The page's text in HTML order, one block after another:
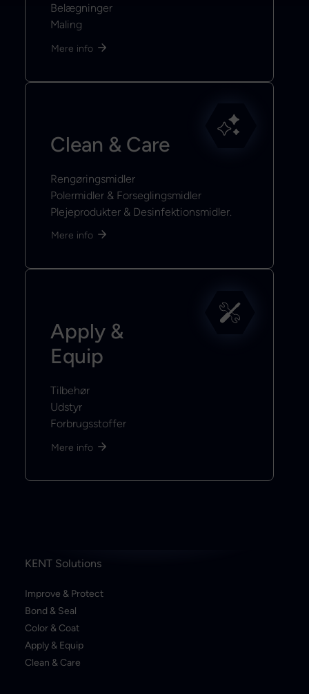
Belægninger
Maling
Mere info
Clean & Care
Rengøringsmidler
Polermidler & Forseglingsmidler
Plejeprodukter & Desinfektionsmidler.
Mere info
Apply &
Equip
Tilbehør
Udstyr
Forbrugsstoffer
Mere info
KENT Solutions
Improve & Protect
Bond & Seal
Color & Coat
Apply & Equip
Clean & Care